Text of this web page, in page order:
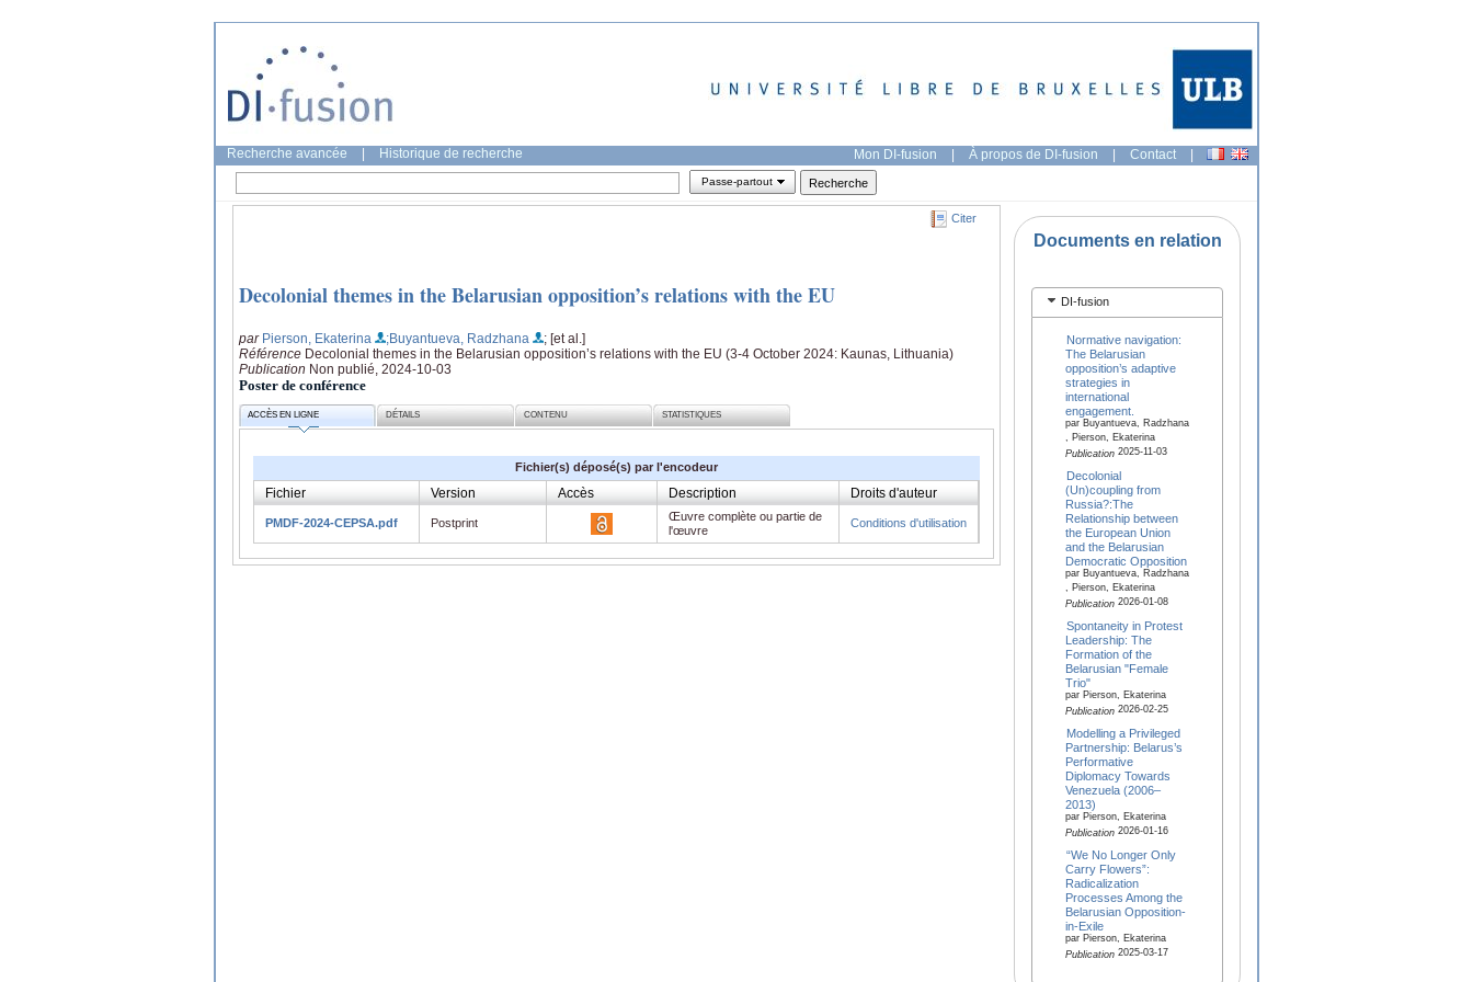
Recherche avancée Historique de recherche Mon DI-fusion | À propos de DI-fusion | Contact |
Passe-partout
Citer
Decolonial themes in the Belarusian opposition’s relations with the EU
par Pierson, Ekaterina ;Buyantueva, Radzhana
; [et al.]
Référence Decolonial themes in the Belarusian opposition’s relations with the EU (3-4 October 2024: Kaunas, Lithuania)
Publication Non publié, 2024-10-03
Poster de conférence
ACCÈS EN LIGNE DÉTAILS CONTENU STATISTIQUES
Fichier(s) déposé(s) par l'encodeur
Fichier Version Accès Description Droits d'auteur
PMDF-2024-CEPSA.pdf Postprint
Œuvre complète ou partie de
l'œuvre
Conditions d'utilisation
Documents en relation
DI-fusion
Normative navigation:
The Belarusian
opposition’s adaptive
strategies in
international
engagement.
par Buyantueva, Radzhana
, Pierson, Ekaterina
Publication2025-11-03
Decolonial
(Un)coupling from
Russia?:The
Relationship between
the European Union
and the Belarusian
Democratic Opposition
par Buyantueva, Radzhana
, Pierson, Ekaterina
Publication2026-01-08
Spontaneity in Protest
Leadership: The
Formation of the
Belarusian "Female
Trio"
par Pierson, Ekaterina
Publication2026-02-25
Modelling a Privileged
Partnership: Belarus’s
Performative
Diplomacy Towards
Venezuela (2006–
2013)
par Pierson, Ekaterina
Publication2026-01-16
“We No Longer Only
Carry Flowers”:
Radicalization
Processes Among the
Belarusian Opposition-
in-Exile
par Pierson, Ekaterina
Publication2025-03-17